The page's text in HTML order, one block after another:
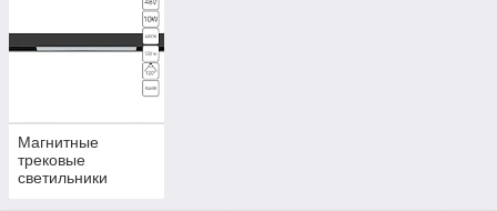
Магнитные
трековые
светильники